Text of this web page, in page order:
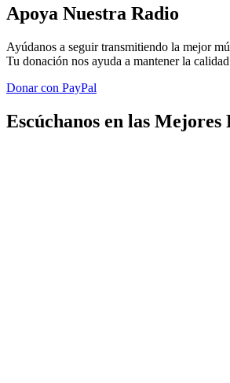
Apoya Nuestra Radio
Ayúdanos a seguir transmitiendo la mejor
Tu donación nos ayuda a mantener la
Donar con PayPal
Escúchanos en las